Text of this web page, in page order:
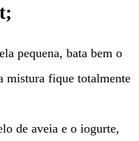
pequena, bata bem o
mistura fique totalmente
de aveia e o iogurte,